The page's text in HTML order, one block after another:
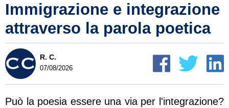
Immigrazione e integrazione
attraverso la parola poetica
R. C.
07/08/2026
Può la poesia essere una via per l'integrazione?